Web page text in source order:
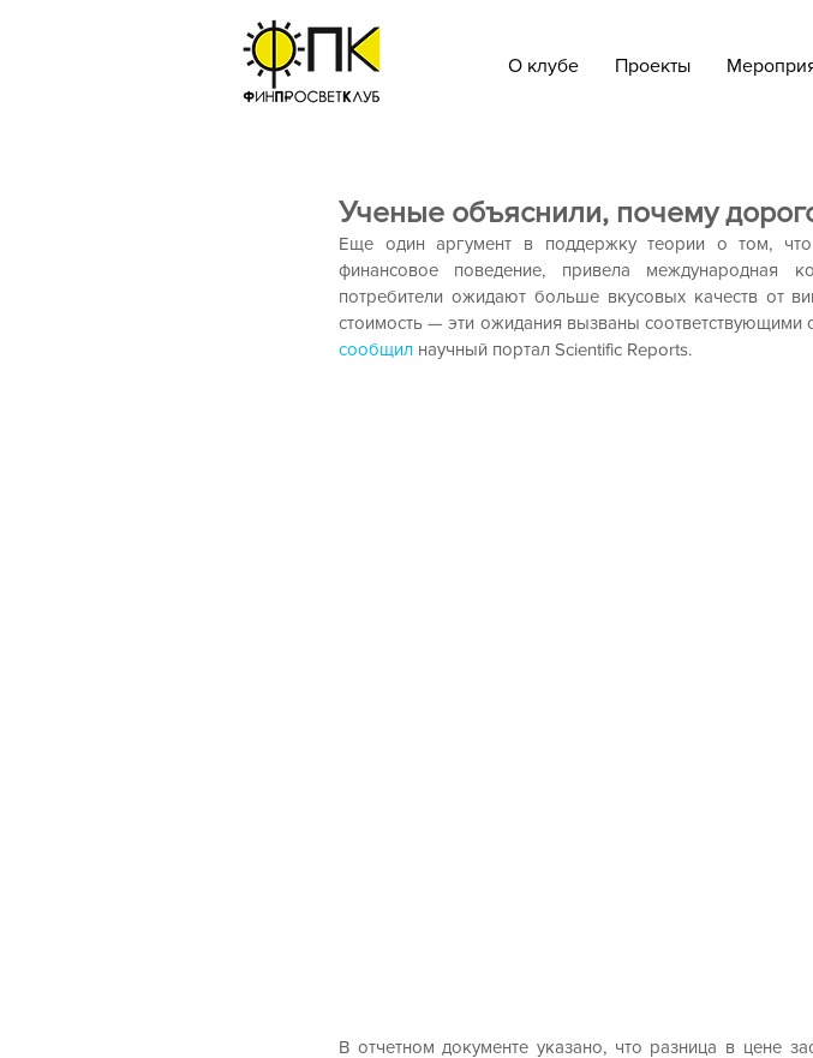
О клубе Проекты
Ученые объяснили, почему
Еще один аргумент в поддержку теории о том,
финансовое поведение, привела международная
потребители ожидают больше вкусовых качеств от
сообщил научный портал Scientific Reports.
В отчетном документе указано, что разница в цене